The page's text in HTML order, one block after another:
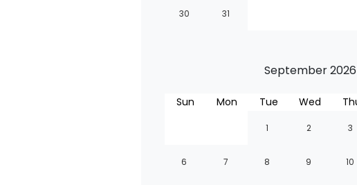
30 31
September 2026
Sun Mon Tue Wed
1 2 3
6 7 8 9 10